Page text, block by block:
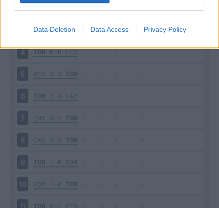
Data Deletion Data Access Privacy Policy
VEN 0-1 TOR
4 TOR 0-0 LEC
5 VER 2-3 TOR
6 TOR 2-3 LAZ
7 INT 3-2 TOR
8 CAG 3-2 TOR
9 TOR 1-0 COM
10 ROM 1-0 TOR
11 TOR 0-1 FIO